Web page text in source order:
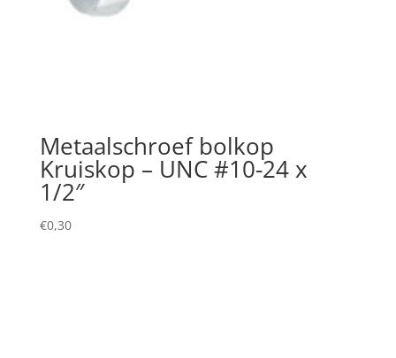
Metaalschroef bolkop
Kruiskop – UNC #10-24 x
1/2″
€0,30